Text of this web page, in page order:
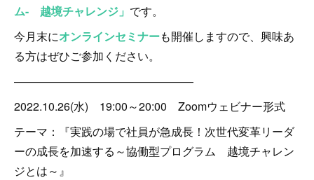
ム- 越境チャレンジ」 です。
今月末にオンラインセミナーも開催しますので、興味あ
る方はぜひご参加ください。
————————————————
2022.10.26(水) 19:00～20:00 Zoomウェビナー形式
テーマ：『実践の場で社員が急成長！次世代変革リーダ
ーの成長を加速する～協働型プログラム 越境チャレン
ジとは～』